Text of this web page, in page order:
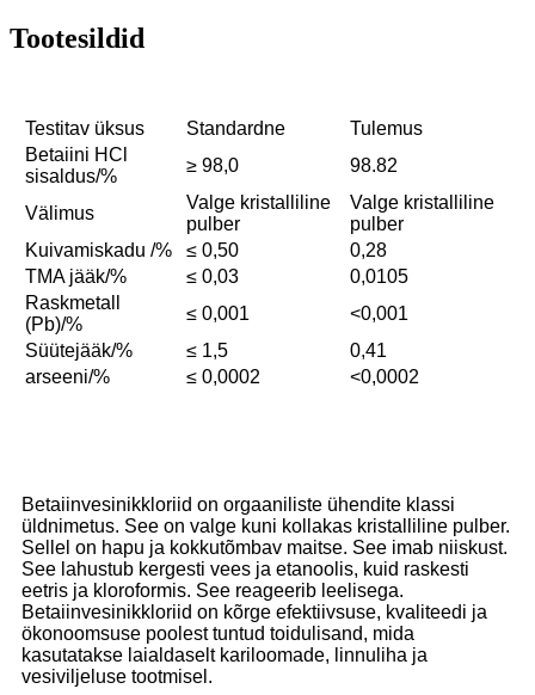
Tootesildid
Testitav üksus Standardne
Tulemus
Betaiini HCl
sisaldus/%
≥ 98,0 98.82
Välimus
Valge kristalliline
pulber
Valge kristalliline
pulber
Kuivamiskadu /%
≤ 0,50
0,28
TMA jääk/%
≤ 0,03
0,0105
Raskmetall
(Pb)/%
≤ 0,001
<0,001
Süütejääk/%
≤ 1,5
0,41
arseeni/%
≤ 0,0002 <0,0002
Betaiinvesinikkloriid on orgaaniliste ühendite klassi
üldnimetus. See on valge kuni kollakas kristalliline pulber.
Sellel on hapu ja kokkutõmbav maitse. See imab niiskust.
See lahustub kergesti vees ja etanoolis, kuid raskesti
eetris ja kloroformis. See reageerib leelisega.
Betaiinvesinikkloriid on kõrge efektiivsuse, kvaliteedi ja
ökonoomsuse poolest tuntud toidulisand, mida
kasutatakse laialdaselt kariloomade, linnuliha ja
vesiviljeluse tootmisel.